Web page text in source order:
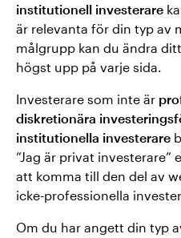
institutionell investerare
är relevanta för din typ av
målgrupp kan du ändra
högst upp på varje sida.
Investerare som inte är
diskretionära
institutionella investerare
”Jag är privat investerare”
att komma till den del av
icke-professionella
Om du har angett din typ